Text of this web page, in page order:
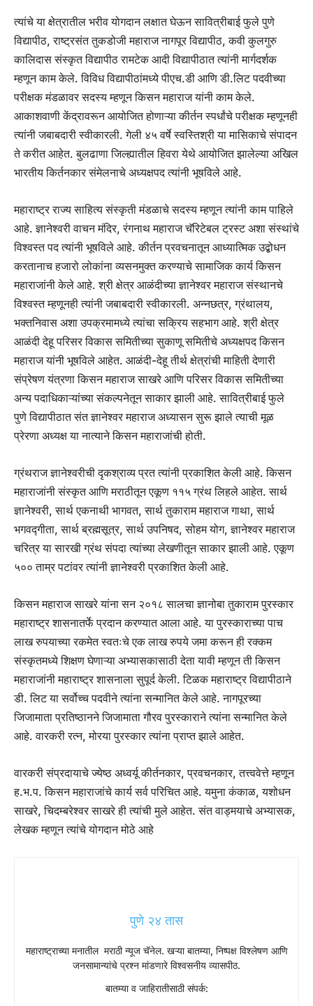
त्यांचे या क्षेत्रातील भरीव योगदान लक्षात घेऊन सावित्रीबाई फुले पुणे
विद्यापीठ, राष्ट्रसंत तुकडोजी महाराज नागपूर विद्यापीठ, कवी कुलगुरु
कालिदास संस्कृत विद्यापीठ रामटेक आदी विद्यापीठात त्यांनी मार्गदर्शक
म्हणून काम केले. विविध विद्यापीठांमध्ये पीएच.डी आणि डी.लिट पदवीच्या
परीक्षक मंडळावर सदस्य म्हणून किसन महाराज यांनी काम केले.
आकाशवाणी केंद्रावरून आयोजित होणाऱ्या कीर्तन स्पर्धांचे परीक्षक म्हणूनही
त्यांनी जबाबदारी स्वीकारली. गेली ४५ वर्षे स्वस्तिश्री या मासिकाचे संपादन
ते करीत आहेत. बुलढाणा जिल्ह्यातील हिवरा येथे आयोजित झालेल्या अखिल
भारतीय किर्तनकार संमेलनाचे अध्यक्षपद त्यांनी भूषविले आहे.
महाराष्ट्र राज्य साहित्य संस्कृती मंडळाचे सदस्य म्हणून त्यांनी काम पाहिले
आहे. ज्ञानेश्वरी वाचन मंदिर, रंगनाथ महाराज चॅरिटेबल ट्रस्ट अशा संस्थांचे
विश्वस्त पद त्यांनी भूषविले आहे. कीर्तन प्रवचनातून आध्यात्मिक उद्बोधन
करतानाच हजारो लोकांना व्यसनमुक्त करण्याचे सामाजिक कार्य किसन
महाराजांनी केले आहे. श्री क्षेत्र आळंदीच्या ज्ञानेश्वर महाराज संस्थानचे
विश्वस्त म्हणूनही त्यांनी जबाबदारी स्वीकारली. अन्नछत्र, ग्रंथालय,
भक्तनिवास अशा उपक्रमामध्ये त्यांचा सक्रिय सहभाग आहे. श्री क्षेत्र
आळंदी देहू परिसर विकास समितीच्या सुकाणू समितीचे अध्यक्षपद किसन
महाराज यांनी भूषविले आहेत. आळंदी-देहू तीर्थ क्षेत्रांची माहिती देणारी
संप्रेषण यंत्रणा किसन महाराज साखरे आणि परिसर विकास समितीच्या
अन्य पदाधिकाऱ्यांच्या संकल्पनेतून साकार झाली आहे. सावित्रीबाई फुले
पुणे विद्यापीठात संत ज्ञानेश्वर महाराज अध्यासन सुरू झाले त्याची मूळ
प्रेरणा अध्यक्ष या नात्याने किसन महाराजांची होती.
ग्रंथराज ज्ञानेश्वरीची दृकश्राव्य प्रत त्यांनी प्रकाशित केली आहे. किसन
महाराजांनी संस्कृत आणि मराठीतून एकूण ११५ ग्रंथ लिहले आहेत. सार्थ
ज्ञानेश्वरी, सार्थ एकनाथी भागवत, सार्थ तुकाराम महाराज गाथा, सार्थ
भगवद्गीता, सार्थ ब्रह्मसूत्र, सार्थ उपनिषद, सोहम योग, ज्ञानेश्वर महाराज
चरित्र या सारखी ग्रंथ संपदा त्यांच्या लेखणीतून साकार झाली आहे. एकूण
५०० ताम्र पटांवर त्यांनी ज्ञानेश्वरी प्रकाशित केली आहे.
किसन महाराज साखरे यांना सन २०१८ सालचा ज्ञानोबा तुकाराम पुरस्कार
महाराष्ट्र शासनातर्फे प्रदान करण्यात आला आहे. या पुरस्काराच्या पाच
लाख रुपयाच्या रकमेत स्वतःचे एक लाख रुपये जमा करून ही रक्कम
संस्कृतमध्ये शिक्षण घेणाऱ्या अभ्यासकासाठी देता यावी म्हणून ती किसन
महाराजांनी महाराष्ट्र शासनाला सुपूर्द केली. टिळक महाराष्ट्र विद्यापीठाने
डी. लिट या सर्वोच्च पदवीने त्यांना सन्मानित केले आहे. नागपूरच्या
जिजामाता प्रतिष्ठानने जिजामाता गौरव पुरस्काराने त्यांना सन्मानित केले
आहे. वारकरी रत्न, मोरया पुरस्कार त्यांना प्राप्त झाले आहेत.
वारकरी संप्रदायाचे ज्येष्ठ अध्वर्यू कीर्तनकार, प्रवचनकार, तत्त्ववेत्ते म्हणून
ह.भ.प. किसन महाराजांचे कार्य सर्व परिचित आहे. यमुना कंकाळ, यशोधन
साखरे, चिदम्बरेश्वर साखरे ही त्यांची मुले आहेत. संत वाड्मयाचे अभ्यासक,
लेखक म्हणून त्यांचे योगदान मोठे आहे
पुणे २४ तास
महाराष्ट्राच्या मनातील मराठी न्यूज चॅनेल. खऱ्या बातम्या, निष्पक्ष विश्लेषण आणि
जनसामान्यांचे प्रश्न मांडणारे विश्वसनीय व्यासपीठ.
बातम्या व जाहिरातीसाठी संपर्क: